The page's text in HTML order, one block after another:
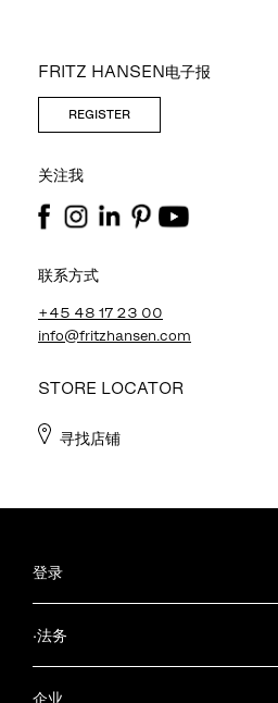
FRITZ HANSEN电子报
REGISTER
关注我
联系方式
+45 48 17 23 00
info@fritzhansen.com
STORE LOCATOR
寻找店铺
登录
·法务
企业